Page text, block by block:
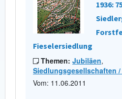
1936:
Fieselersiedlung
Themen: Jubiläen,
Siedlungsgesellschaften
Vom: 11.06.2011